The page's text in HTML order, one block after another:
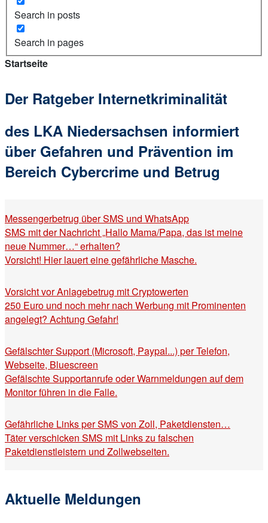
Search in posts
Search in pages
Startseite
Der Ratgeber Internetkriminalität
des LKA Niedersachsen informiert
über Gefahren und Prävention im
Bereich Cybercrime und Betrug
Messengerbetrug über SMS und WhatsApp
SMS mit der Nachricht „Hallo Mama/Papa, das ist meine
neue Nummer…“ erhalten?
Vorsicht! Hier lauert eine gefährliche Masche.
Vorsicht vor Anlagebetrug mit Cryptowerten
250 Euro und noch mehr nach Werbung mit Prominenten
angelegt? Achtung Gefahr!
Gefälschter Support (Microsoft, Paypal...) per Telefon,
Webseite, Bluescreen
Gefälschte Supportanrufe oder Warnmeldungen auf dem
Monitor führen in die Falle.
Gefährliche Links per SMS von Zoll, Paketdiensten…
Täter verschicken SMS mit Links zu falschen
Paketdienstleistern und Zollwebseiten.
Aktuelle Meldungen